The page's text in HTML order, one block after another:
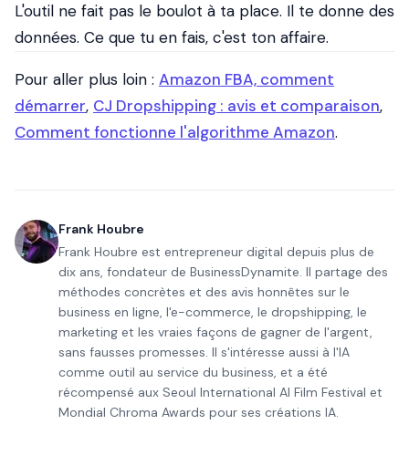
L'outil ne fait pas le boulot à ta place. Il te donne des
données. Ce que tu en fais, c'est ton affaire.
Pour aller plus loin : Amazon FBA, comment
démarrer, CJ Dropshipping : avis et comparaison,
Comment fonctionne l'algorithme Amazon.
Frank Houbre
Frank Houbre est entrepreneur digital depuis plus de
dix ans, fondateur de BusinessDynamite. Il partage des
méthodes concrètes et des avis honnêtes sur le
business en ligne, l'e-commerce, le dropshipping, le
marketing et les vraies façons de gagner de l'argent,
sans fausses promesses. Il s'intéresse aussi à l'IA
comme outil au service du business, et a été
récompensé aux Seoul International AI Film Festival et
Mondial Chroma Awards pour ses créations IA.